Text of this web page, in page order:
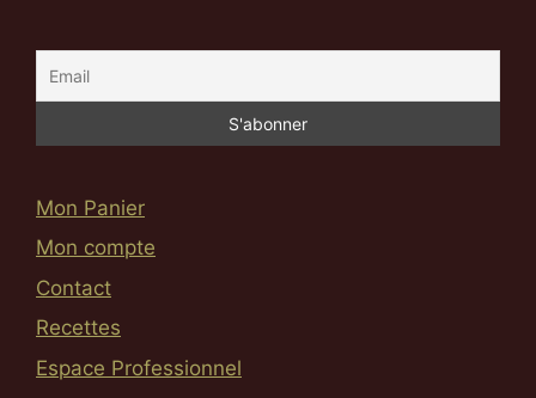
Mon Panier
Mon compte
Contact
Recettes
Espace Professionnel